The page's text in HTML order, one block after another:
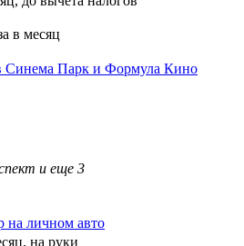
в месяц
Синема Парк и Формула Кино
и еще 3
на личном авто
на руки